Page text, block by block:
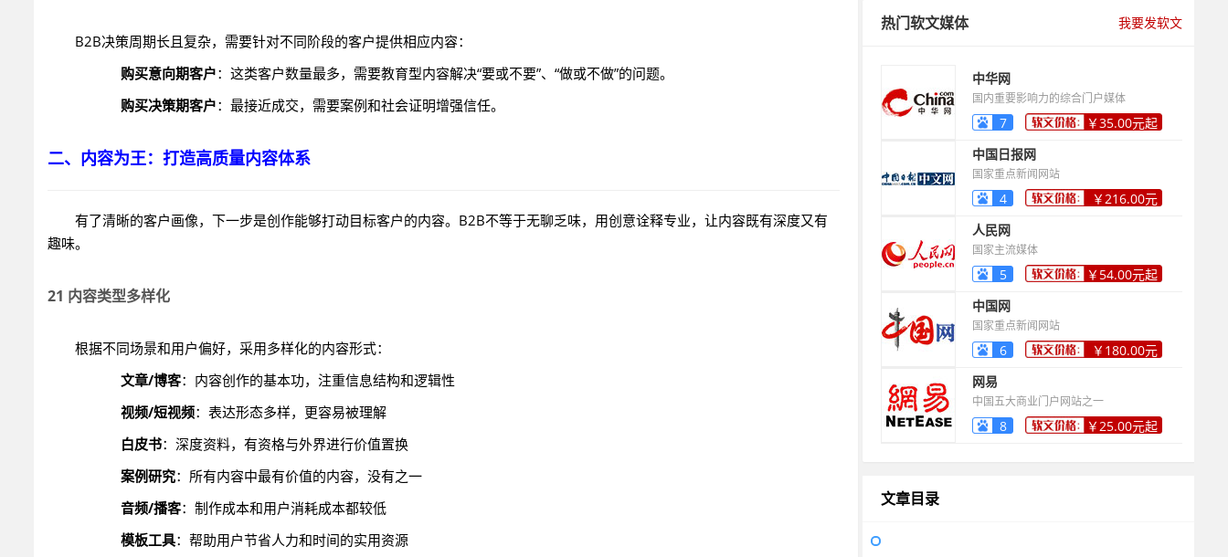
B2B决策周期长且复杂，需要针对不同阶段的客户提供相应内容：
购买意向期客户：这类客户数量最多，需要教育型内容解决“要或不要”、“做或不做”的问题。
购买决策期客户：最接近成交，需要案例和社会证明增强信任。
二、内容为王：打造高质量内容体系
有了清晰的客户画像，下一步是创作能够打动目标客户的内容。B2B不等于无聊乏味，用创意诠释专业，让内容既有深度又有
趣味。
21 内容类型多样化
根据不同场景和用户偏好，采用多样化的内容形式：
文章/博客：内容创作的基本功，注重信息结构和逻辑性
视频/短视频：表达形态多样，更容易被理解
白皮书：深度资料，有资格与外界进行价值置换
案例研究：所有内容中最有价值的内容，没有之一
音频/播客：制作成本和用户消耗成本都较低
模板工具：帮助用户节省人力和时间的实用资源
热门软文媒体 我要发软文
中华网
国内重要影响力的综合门户媒体
7
￥35.00元起
中国日报网
国家重点新闻网站
4
￥216.00元
人民网
国家主流媒体
5
￥54.00元起
中国网
国家重点新闻网站
6
￥180.00元
网易
中国五大商业门户网站之一
8 ￥25.00元起
文章目录